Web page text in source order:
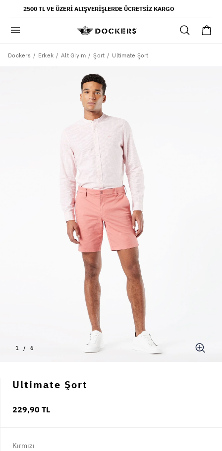
2500 TL VE ÜZERI ALIŞVERIŞLERDE ÜCRETSIZ KARGO
gömlek
şort
ultimate chino pantolon
Dockers Erkek Alt Giyim Şort Ultimate Şort
1 / 6
Ultimate Şort
229,90 TL
Kırmızı